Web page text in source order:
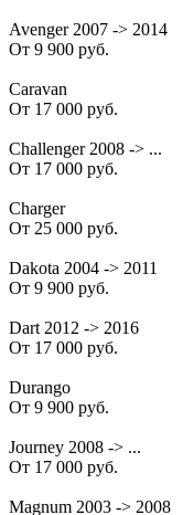
Avenger 2007 -> 2014
От 9 900 руб.
Caravan
От 17 000 руб.
Challenger 2008 -> ...
От 17 000 руб.
Charger
От 25 000 руб.
Dakota 2004 -> 2011
От 9 900 руб.
Dart 2012 -> 2016
От 17 000 руб.
Durango
От 9 900 руб.
Journey 2008 -> ...
От 17 000 руб.
Magnum 2003 -> 2008